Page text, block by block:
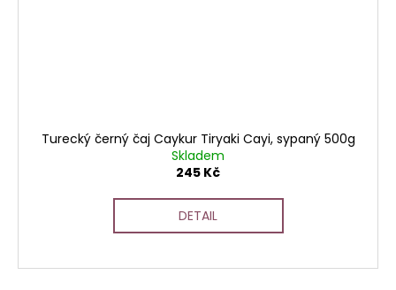
Turecký černý čaj Caykur Tiryaki Cayi, sypaný 500g
Skladem
245 Kč
DETAIL